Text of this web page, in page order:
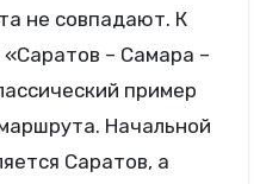
не совпадают. К
– Самара –
пример
Начальной
Саратов, а